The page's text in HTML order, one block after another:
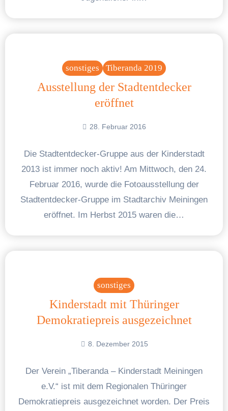
sonstiges Tiberanda 2019
Ausstellung der Stadtentdecker
eröffnet
28. Februar 2016
Die Stadtentdecker-Gruppe aus der Kinderstadt
2013 ist immer noch aktiv! Am Mittwoch, den 24.
Februar 2016, wurde die Fotoausstellung der
Stadtentdecker-Gruppe im Stadtarchiv Meiningen
eröffnet. Im Herbst 2015 waren die…
sonstiges
Kinderstadt mit Thüringer
Demokratiepreis ausgezeichnet
8. Dezember 2015
Der Verein „Tiberanda – Kinderstadt Meiningen
e.V.“ ist mit dem Regionalen Thüringer
Demokratiepreis ausgezeichnet worden. Der Preis